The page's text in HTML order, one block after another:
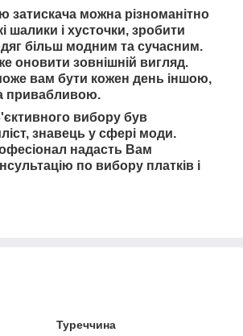
можна різноманітно
шалики і хусточки, зробити
більш модним та сучасним.
оновити зовнішній вигляд.
вам бути кожен день іншою,
привабливою.
вибору був
знавець у сфері моди.
надасть Вам
по вибору платків і
Туреччина